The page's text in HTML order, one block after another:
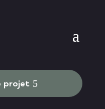
projet